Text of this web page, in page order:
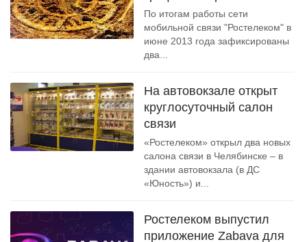
По итогам работы сети
мобильной связи "Ростелеком" в
июне 2013 года зафиксированы
два...
На автовокзале открыт
круглосуточный салон
связи
«Ростелеком» открыл два новых
салона связи в Челябинске – в
здании автовокзала (в ДС
«Юность») и...
Ростелеком выпустил
приложение Zabava для